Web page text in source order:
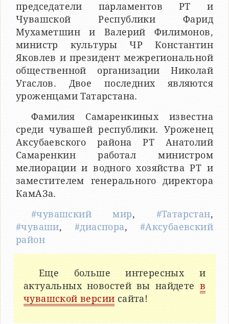
председатели парламентов РТ и
Чувашской Республики Фарид
Мухаметшин и Валерий Филимонов,
министр культуры ЧР Константин
Яковлев и президент межрегиональной
общественной организации Николай
Угаслов. Двое последних являются
уроженцами Татарстана.
Фамилия Самаренкиных известна
среди чувашей республики. Уроженец
Аксубаевского района РТ Анатолий
Самаренкин работал министром
мелиорации и водного хозяйства РТ и
заместителем генерального директора
КамАЗа.
#чувашский мир, #Татарстан,
#чуваши, #диаспора, #Аксубаевский
район
Еще больше интересных и
актуальных новостей вы найдете в
чувашской версии сайта!